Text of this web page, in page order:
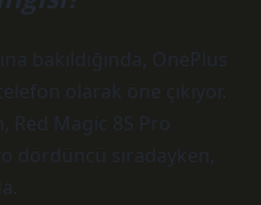
bakıldığında, OnePlus
olarak öne çıkıyor.
Red Magic 8S Pro
dördüncü sıradayken,